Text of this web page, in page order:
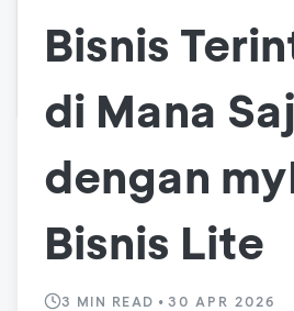
Bisnis
di Mana
dengan
Bisnis Lite
3 MIN READ • 30 APR 2026